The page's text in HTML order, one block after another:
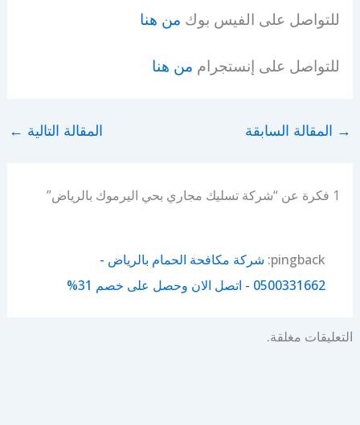
للتواصل على الفيس بوك من هنا
للتواصل على إنستجرام من هنا
→ المقالة السابقة المقالة التالية ←
1 فكرة عن “شركة تسليك مجاري بحي اليرموك بالرياض”
pingback: شركة مكافحة الحمام بالرياض -
0500331662 - اتصل الان وحصل على خصم 31%
التعليقات مغلقة.